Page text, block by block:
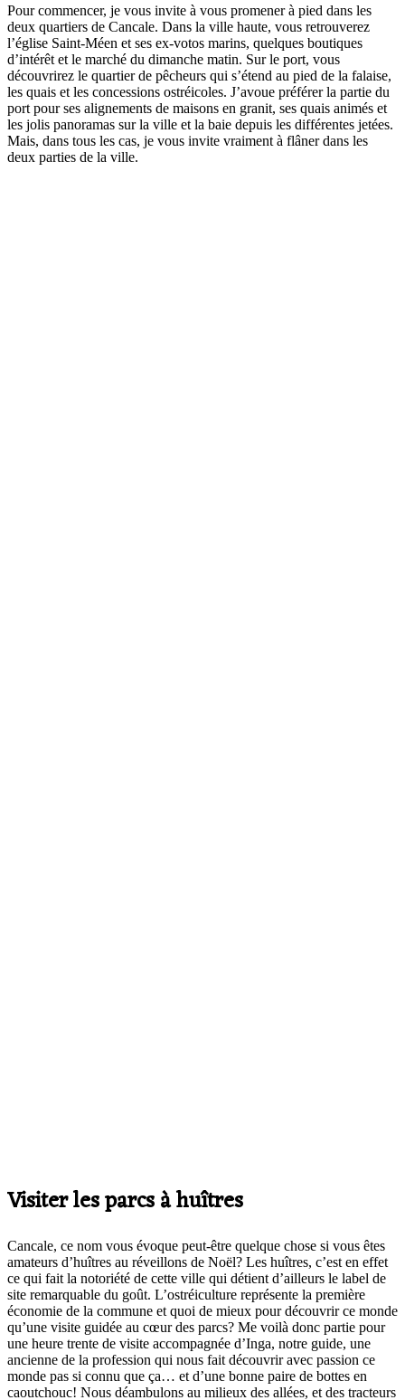
Pour commencer, je vous invite à vous promener à pied dans les
deux quartiers de Cancale. Dans la ville haute, vous retrouverez
l’église Saint-Méen et ses ex-votos marins, quelques boutiques
d’intérêt et le marché du dimanche matin. Sur le port, vous
découvrirez le quartier de pêcheurs qui s’étend au pied de la falaise,
les quais et les concessions ostréicoles. J’avoue préférer la partie du
port pour ses alignements de maisons en granit, ses quais animés et
les jolis panoramas sur la ville et la baie depuis les différentes jetées.
Mais, dans tous les cas, je vous invite vraiment à flâner dans les
deux parties de la ville.
Visiter les parcs à huîtres
Cancale, ce nom vous évoque peut-être quelque chose si vous êtes
amateurs d’huîtres au réveillons de Noël? Les huîtres, c’est en effet
ce qui fait la notoriété de cette ville qui détient d’ailleurs le label de
site remarquable du goût. L’ostréiculture représente la première
économie de la commune et quoi de mieux pour découvrir ce monde
qu’une visite guidée au cœur des parcs? Me voilà donc partie pour
une heure trente de visite accompagnée d’Inga, notre guide, une
ancienne de la profession qui nous fait découvrir avec passion ce
monde pas si connu que ça… et d’une bonne paire de bottes en
caoutchouc! Nous déambulons au milieux des allées, et des tracteurs